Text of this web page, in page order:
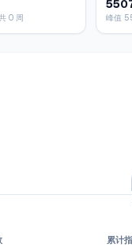
0 周 峰值
累计